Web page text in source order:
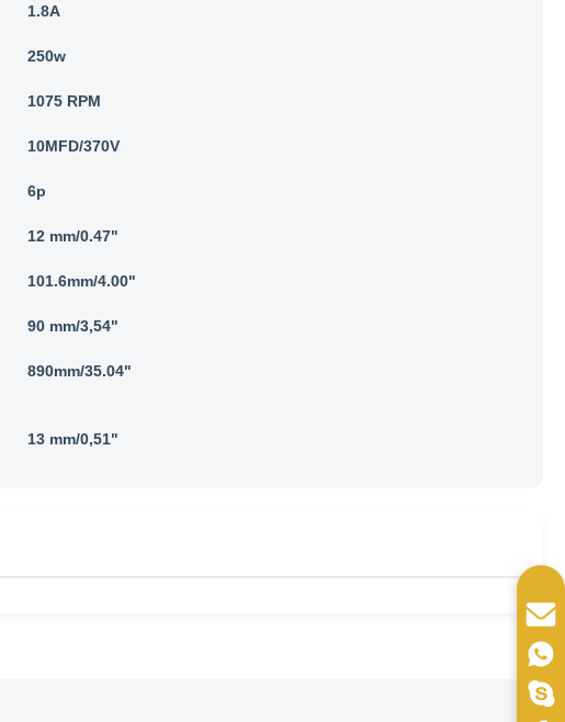
1.8A
250w
1075 RPM
10MFD/370V
6p
12 mm/0.47"
101.6mm/4.00"
90 mm/3,54"
890mm/35.04"
13 mm/0,51"